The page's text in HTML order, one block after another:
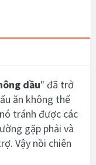
dầu" đã trở
ăn không thể
tránh được các
gặp phải và
Vậy nồi chiên